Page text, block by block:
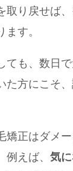
取り戻せば
す。
ても、数日
た方にこそ
矯正はダメ
えば、 気